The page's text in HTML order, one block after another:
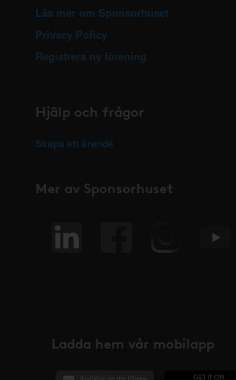
Läs mer om Sponsorhuset
Privacy Policy
Registrera ny förening
Hjälp och frågor
Skapa ett ärende
Mer av Sponsorhuset
Ladda hem vår mobilapp